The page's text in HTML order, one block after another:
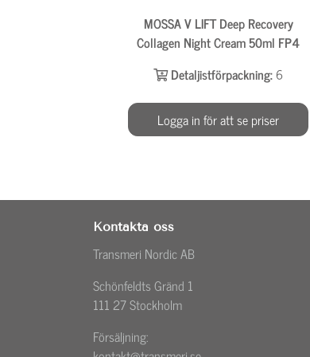
MOSSA V LIFT Deep Recovery
Collagen Night Cream 50ml FP4
Detaljistförpackning:6
Logga in för att se priser
Kontakta oss
Transmeri Nordic AB
Schönfeldts Gränd 1
111 27 Stockholm
Försäljning: